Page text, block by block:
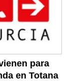
para
en Totana